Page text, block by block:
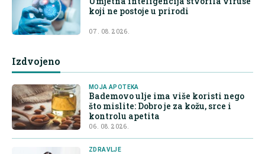
koji ne postoje u prirodi
07. 08. 2026.
Izdvojeno
MOJA APOTEKA
Bademovo ulje ima više koristi nego
što mislite: Dobro je za kožu, srce i
kontrolu apetita
06. 08. 2026.
ZDRAVLJE